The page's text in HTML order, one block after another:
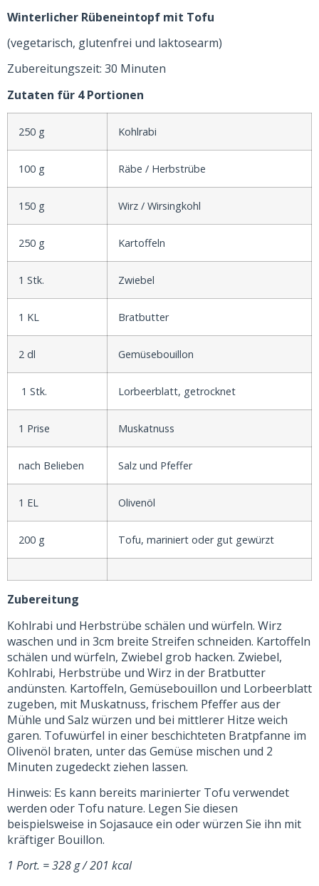
Winterlicher Rübeneintopf mit Tofu
(vegetarisch, glutenfrei und laktosearm)
Zubereitungszeit: 30 Minuten
Zutaten für 4 Portionen
250 g Kohlrabi
100 g Räbe / Herbstrübe
150 g Wirz / Wirsingkohl
250 g Kartoffeln
1 Stk. Zwiebel
1 KL Bratbutter
2 dl Gemüsebouillon
1 Stk. Lorbeerblatt, getrocknet
1 Prise Muskatnuss
nach Belieben Salz und Pfeffer
1 EL Olivenöl
200 g Tofu, mariniert oder gut gewürzt
Zubereitung
Kohlrabi und Herbstrübe schälen und würfeln. Wirz
waschen und in 3cm breite Streifen schneiden. Kartoffeln
schälen und würfeln, Zwiebel grob hacken. Zwiebel,
Kohlrabi, Herbstrübe und Wirz in der Bratbutter
andünsten. Kartoffeln, Gemüsebouillon und Lorbeerblatt
zugeben, mit Muskatnuss, frischem Pfeffer aus der
Mühle und Salz würzen und bei mittlerer Hitze weich
garen. Tofuwürfel in einer beschichteten Bratpfanne im
Olivenöl braten, unter das Gemüse mischen und 2
Minuten zugedeckt ziehen lassen.
Hinweis: Es kann bereits marinierter Tofu verwendet
werden oder Tofu nature. Legen Sie diesen
beispielsweise in Sojasauce ein oder würzen Sie ihn mit
kräftiger Bouillon.
1 Port. = 328 g / 201 kcal